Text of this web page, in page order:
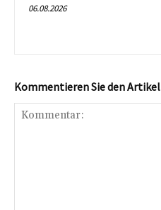
06.08.2026
Kommentieren Sie den Artikel